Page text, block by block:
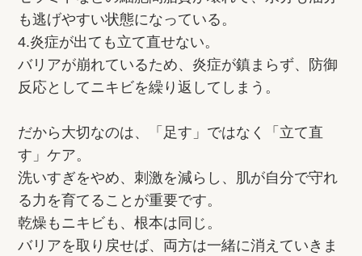
も逃げやすい状態になっている。
4.炎症が出ても立て直せない。
バリアが崩れているため、炎症が鎮まらず、防御
反応としてニキビを繰り返してしまう。
だから大切なのは、「足す」ではなく「立て直
す」ケア。
洗いすぎをやめ、刺激を減らし、肌が自分で守れ
る力を育てることが重要です。
乾燥もニキビも、根本は同じ。
バリアを取り戻せば、両方は一緒に消えていきま